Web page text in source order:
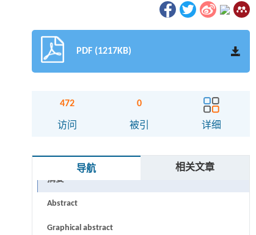
PDF (1217KB)
472
访问
0
被引 详细
导航 相关文章
摘要
Abstract
Graphical abstract